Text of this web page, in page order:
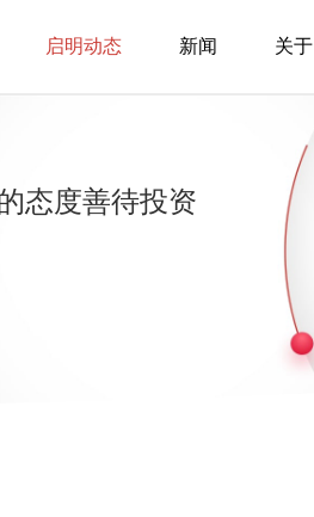
启明动态 新闻 关于
态度善待投资